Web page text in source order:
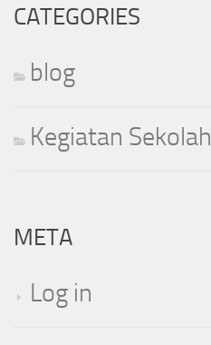
CATEGORIES
blog
Kegiatan Sekolah
META
Log in